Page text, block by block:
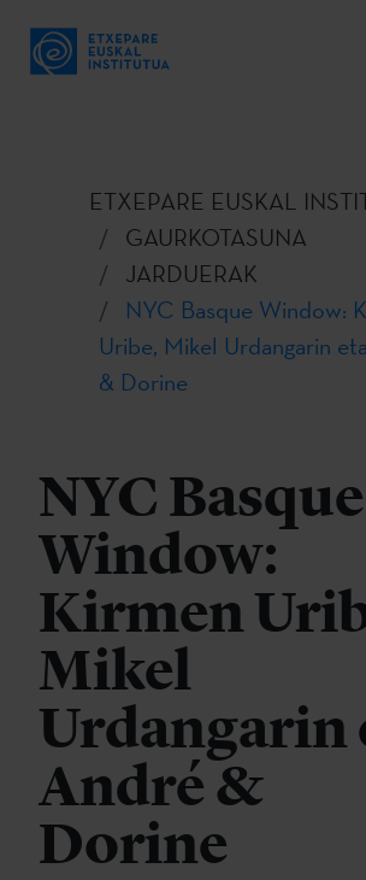
ETXEPARE EUSKAL
GAURKOTASUNA
JARDUERAK
NYC Basque Window:
Uribe, Mikel Urdangarin
& Dorine
NYC Basque
Window:
Kirmen
Mikel
Urdangarin
André &
Dorine